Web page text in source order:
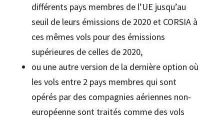
différents pays membres de l’UE jusqu’au
seuil de leurs émissions de 2020 et CORSIA à
ces mêmes vols pour des émissions
supérieures de celles de 2020,
ou une autre version de la dernière option où
les vols entre 2 pays membres qui sont
opérés par des compagnies aériennes non-
européenne sont traités comme des vols